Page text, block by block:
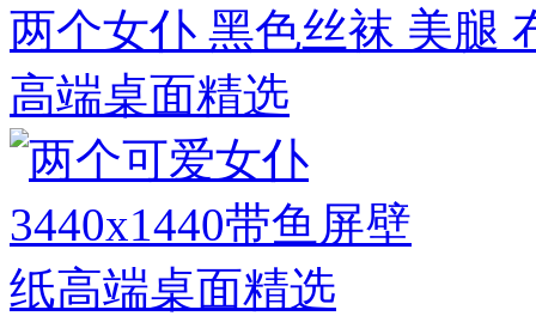
两个女仆 黑色丝袜 美腿
高端桌面精选